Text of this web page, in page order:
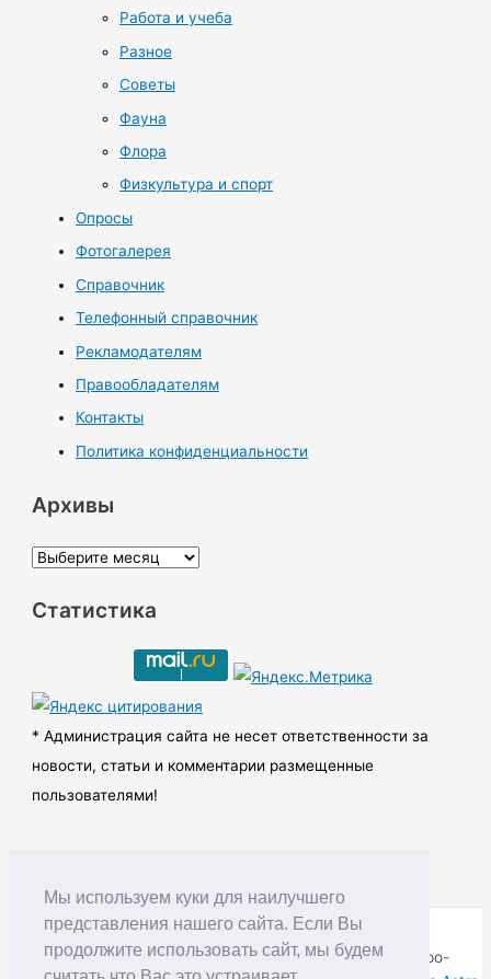
Мы используем куки для наилучшего
представления нашего сайта. Если Вы
продолжите использовать сайт, мы будем
Работа и учеба
Разное
Советы
Фауна
Флора
Физкультура и спорт
Опросы
Фотогалерея
Справочник
Телефонный справочник
Рекламодателям
Правообладателям
Контакты
Политика конфиденциальности
Архивы
А
х
ы
Статистика
* Администрация сайта не несет ответственности за
новости, статьи и комментарии размещенные
пользователями!
Copyright © RUDNIK.MOBI 28.06.2008 - 2026 | Северо-